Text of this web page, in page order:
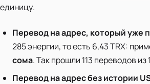
единицу.
Перевод на адрес, который уже
285 энергии, то есть 6,43 TRX:
сома. Так прошли 113 переводов из
Перевод на адрес без истории